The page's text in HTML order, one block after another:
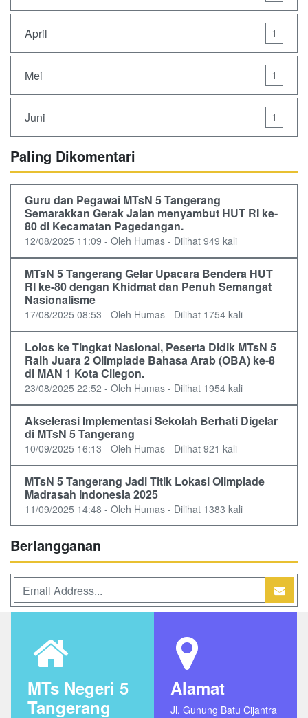
April 1
Mei 1
Juni 1
Paling Dikomentari
Guru dan Pegawai MTsN 5 Tangerang
Semarakkan Gerak Jalan menyambut HUT RI ke-
80 di Kecamatan Pagedangan.
12/08/2025 11:09 - Oleh Humas - Dilihat 949 kali
MTsN 5 Tangerang Gelar Upacara Bendera HUT
RI ke-80 dengan Khidmat dan Penuh Semangat
Nasionalisme
17/08/2025 08:53 - Oleh Humas - Dilihat 1754 kali
Lolos ke Tingkat Nasional, Peserta Didik MTsN 5
Raih Juara 2 Olimpiade Bahasa Arab (OBA) ke-8
di MAN 1 Kota Cilegon.
23/08/2025 22:52 - Oleh Humas - Dilihat 1954 kali
Akselerasi Implementasi Sekolah Berhati Digelar
di MTsN 5 Tangerang
10/09/2025 16:13 - Oleh Humas - Dilihat 921 kali
MTsN 5 Tangerang Jadi Titik Lokasi Olimpiade
Madrasah Indonesia 2025
11/09/2025 14:48 - Oleh Humas - Dilihat 1383 kali
Berlangganan
MTs Negeri 5
Tangerang
Alamat
Jl. Gunung Batu Cijantra